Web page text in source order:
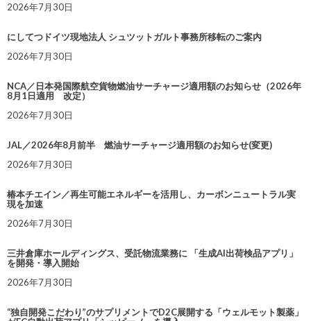
2026年7月30日
にしてつドイツ現地法人 シュツットガルト事務所移転のご案内
2026年7月30日
NCA／日本発国際航空貨物燃油サーチャージ適用額のお知らせ（2026年
8月1日適用 改定）
2026年7月30日
JAL／2026年8月前半 燃油サーチャージ適用額のお知らせ(変更)
2026年7月30日
椿本チエイン／再生可能エネルギーを活用し、カーボンニュートラル実
現を加速
2026年7月30日
三井倉庫ホールディングス、受託物流業務に 「生成AI出荷検品アプリ」
を開発・導入開始
2026年7月30日
“独自開発こだわり”のサプリメントでD2C展開する「ウェルモット製薬」